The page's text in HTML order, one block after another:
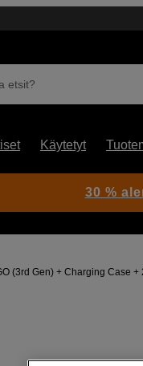
etsit?
Käytetyt
(3rd Gen) + Charging Case
30 %